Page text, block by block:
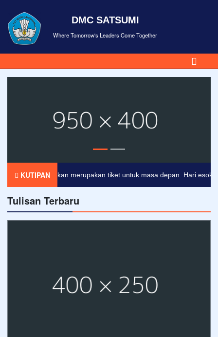
DMC SATSUMI
Where Tomorrow's Leaders Come Together
KUTIPAN
Pendidikan merupakan tiket untuk masa depan. Hari esok
Tulisan Terbaru